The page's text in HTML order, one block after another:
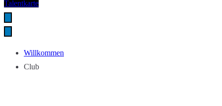
Talentkarte
Willkommen
Club